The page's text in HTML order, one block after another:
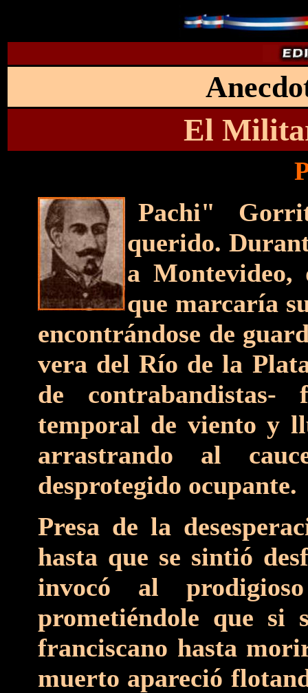
El
Pachi"
querido.
a Montevideo,
que marcaría
encontrándose de
vera del Río de la
de
temporal de viento y
arrastrando al
desprotegido ocupante.
Presa de la
hasta que se sintió
invocó al
prometiéndole que si
franciscano hasta
muerto apareció